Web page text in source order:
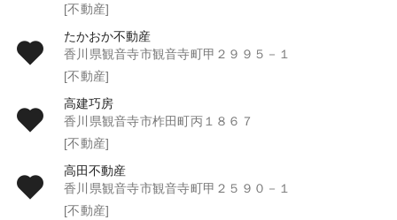
[不動産]
たかおか不動産
香川県観音寺市観音寺町甲２９９５－１
[不動産]
高建巧房
香川県観音寺市柞田町丙１８６７
[不動産]
高田不動産
香川県観音寺市観音寺町甲２５９０－１
[不動産]